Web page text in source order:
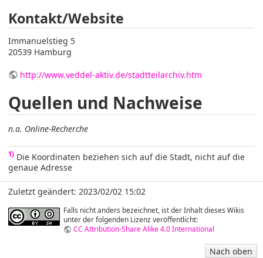
Nach oben
Kontakt/Website
Immanuelstieg 5
20539 Hamburg
http://www.veddel-aktiv.de/stadtteilarchiv.htm
Quellen und Nachweise
n.a. Online-Recherche
1) Die Koordinaten beziehen sich auf die Stadt, nicht auf die
genaue Adresse
Zuletzt geändert: 2023/02/02 15:02
Falls nicht anders bezeichnet, ist der Inhalt dieses Wikis
unter der folgenden Lizenz veröffentlicht:
CC Attribution-Share Alike 4.0 International